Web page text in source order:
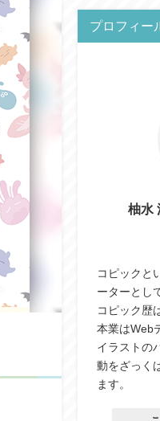
プロフィー
柚水
コピックと
ーターとし
コピック歴
本業はWeb
イラストの
動をざっく
ます。